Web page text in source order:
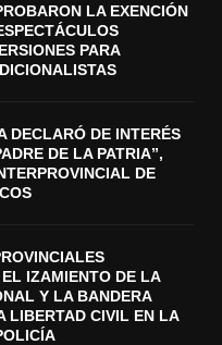
LA EXENCIÓN
PARA
DECLARÓ DE INTERÉS
DE LA PATRIA”,
DE
IZAMIENTO DE LA
Y LA BANDERA
LIBERTAD CIVIL EN LA